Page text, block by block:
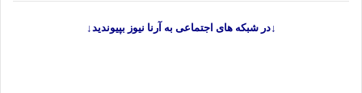
↓در شبکه های اجتماعی به آرنا نیوز بپیوندید↓